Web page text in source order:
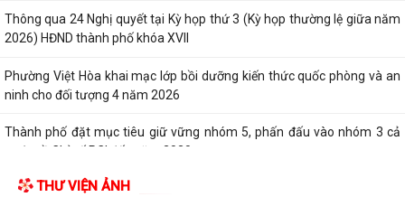
Thông qua 24 Nghị quyết tại Kỳ họp thứ 3 (Kỳ họp thường lệ giữa năm
2026) HĐND thành phố khóa XVII
Phường Việt Hòa khai mạc lớp bồi dưỡng kiến thức quốc phòng và an
ninh cho đối tượng 4 năm 2026
Thành phố đặt mục tiêu giữ vững nhóm 5, phấn đấu vào nhóm 3 cả
nước về Chỉ số PCI đến năm 2030
Bảo đảm thực hiện chính sách bảo hiểm y tế đối với học sinh, sinh viên
THƯ VIỆN ẢNH